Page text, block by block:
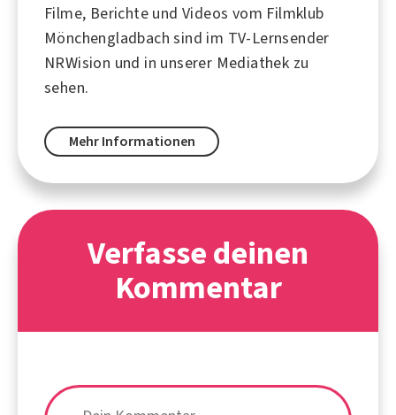
Filme, Berichte und Videos vom Filmklub
Mönchengladbach sind im TV-Lernsender
NRWision und in unserer Mediathek zu
sehen.
Mehr Informationen
Verfasse deinen
Kommentar